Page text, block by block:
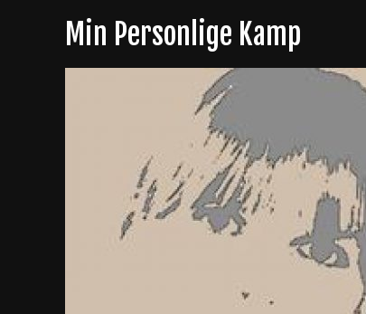
Min Personlige Kamp